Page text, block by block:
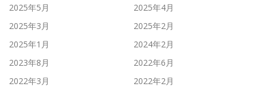
2025年5月
2025年4月
2025年3月
2025年2月
2025年1月
2024年2月
2023年8月
2022年6月
2022年3月
2022年2月